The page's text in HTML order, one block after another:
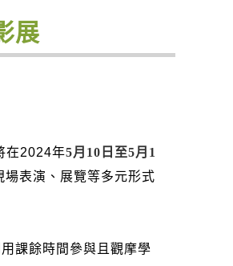
展
在2024年5月10日至5月1
場表演、展覽等多元形式
課餘時間參與且觀摩學